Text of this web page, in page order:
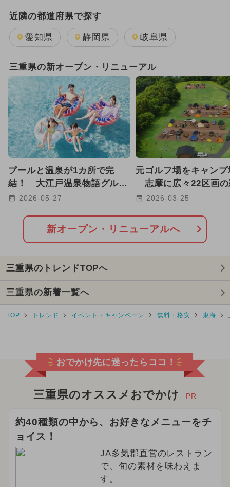
夏休み 2025年11月のイベント
2024年7月のイベント
2026年7月のイベント
2026年8月のイベント
2025年8月のイベント
2025年9月のイベント
2025年3月のイベント
2024年12月のイベント
2025年12月のイベント
2024年11月のイベント
2024年10月のイベント
2026年1月のイベント 日帰り
2024年9月のイベント
2025年10月のイベント
2025年4月のイベント
2026年3月のイベント
2026年2月のイベント
近隣の都道府県で探す
愛知県 静岡県 岐阜県
三重県の新オープン・リニューアル
プールと温泉が1カ所で完
結！ 大江戸温泉物語グルー
プ、全国16施設で夏季プール
2026-05-27
元ゴルフ場をキャン
志摩に広々22区画の
ールド誕生、ジップ
2026-03-25
新オープン・リニューアルへ
三重県のトレンドTOPへ
三重県の新着一覧へ
TOP トレンド イベント・キャンペーン 無料・格安 東海
おでかけ先に迷ったらココ！
三重県のオススメおでかけ PR
約40種類の中から、お好きなメニューをチ
ョイス！
JA多気郡直営のレストラン
で、旬の素材を味わえま
す。